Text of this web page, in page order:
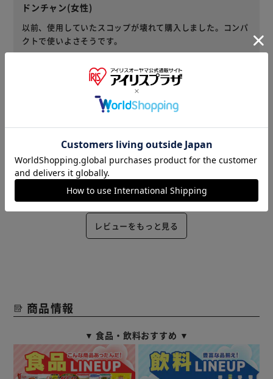
ドンチャン(女性)
以前、使用していたスコップが壊れて購入しました。コンパ
クトで使いよさそうです。
当地域は、２～３月に、たまにドカ雪が降ることがあるの
で、備えとして購入しました。軽くて丈夫そうな作りです。
今年は暖冬で出番なさそうですが、いざという時は活躍して
くれそう！
役に立った
レビューをもっと見る
商品情報
▼ 食品・飲料おすすめ ▼